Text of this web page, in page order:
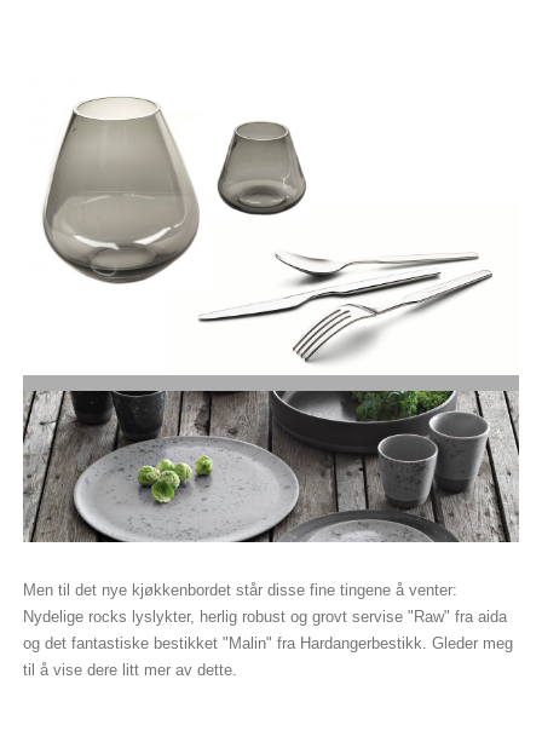
Men til det nye kjøkkenbordet står disse fine tingene å venter:
Nydelige rocks lyslykter, herlig robust og grovt servise "Raw" fra aida
og det fantastiske bestikket "Malin" fra Hardangerbestikk. Gleder meg
til å vise dere litt mer av dette.